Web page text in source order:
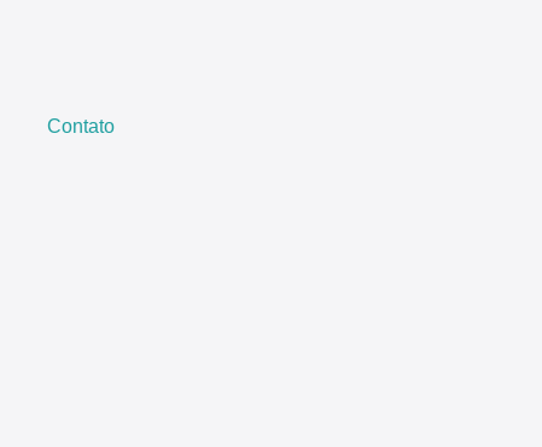
Contato